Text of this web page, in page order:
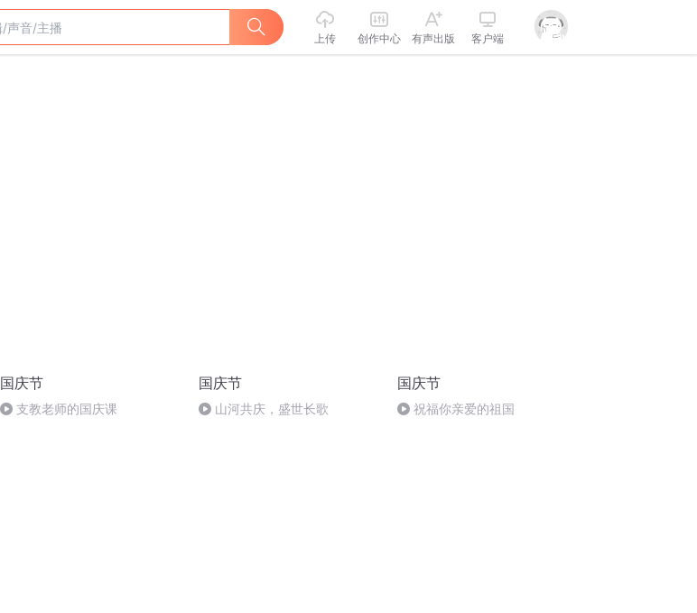
上传 创作中心 有声出版 客户端
国庆节
支教老师的国庆课
国庆节
山河共庆，盛世长歌
国庆节
祝福你亲爱的祖国